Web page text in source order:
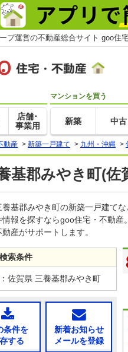
プ運営の不動産総合サイト goo住
店舗･
事業用
マンションを買う
新築 中古
動産 > 新築一戸建て > 九州・沖縄 >
基郡みやき町(佐
養基郡みやき町の新築一戸建て
情報を探すならgoo住宅・不動
産がサポートします。
索条件
佐賀県 三養基郡みやき町
条件を
する
新着お知らせ
メールを登録